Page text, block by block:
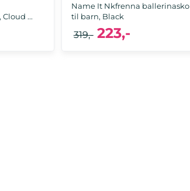
...
Name It Nkfrenna ballerinasko
til barn, Black
223,-
319,-